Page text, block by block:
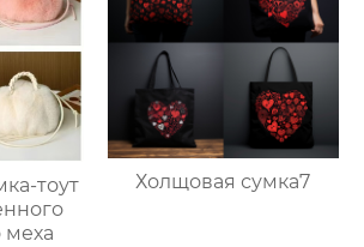
тоут
меха
Холщовая сумка7